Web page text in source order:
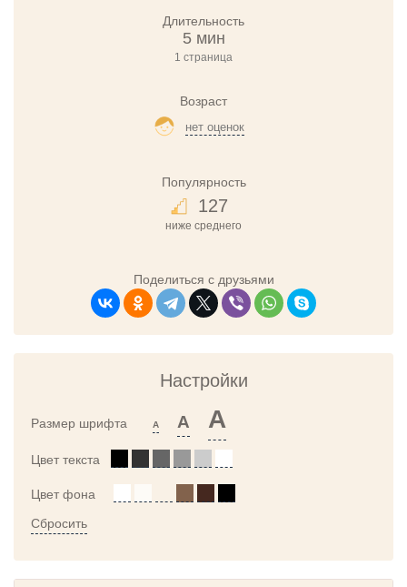
Длительность
5 мин
1 страница
Возраст
нет оценок
Популярность
127
ниже среднего
Поделиться с друзьями
Настройки
Размер шрифта A A A
Цвет текста
Цвет фона
Сбросить